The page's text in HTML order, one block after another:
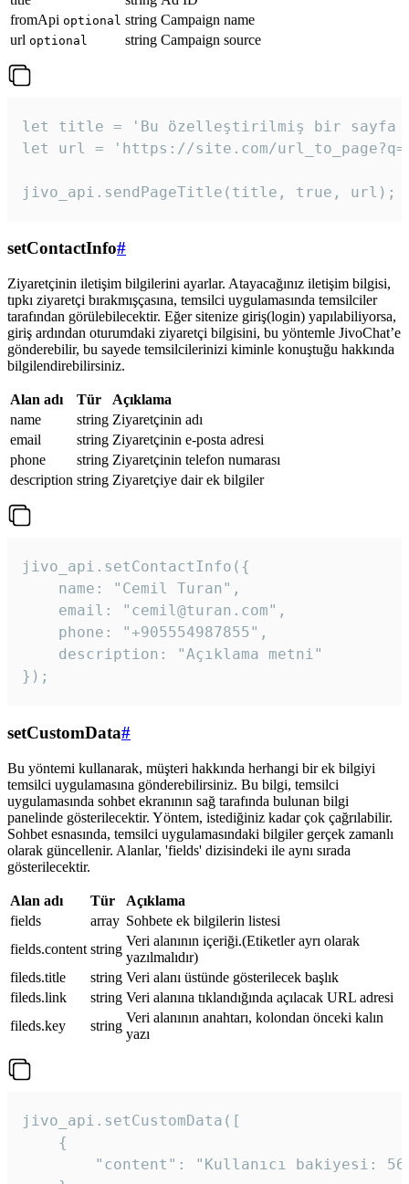
fromApi optional string Campaign name
url optional string Campaign source
let title = 'Bu özelleştirilmiş bir sayfa
let url = 'https://site.com/
jivo_api.sendPageTitle(title, true, url);
setContactInfo#
Ziyaretçinin iletişim bilgilerini ayarlar. Atayacağınız iletişim bilgisi,
tıpkı ziyaretçi bırakmışçasına, temsilci uygulamasında temsilciler
tarafından görülebilecektir. Eğer sitenize giriş(login) yapılabiliyorsa,
giriş ardından oturumdaki ziyaretçi bilgisini, bu yöntemle JivoChat’e
gönderebilir, bu sayede temsilcilerinizi kiminle konuştuğu hakkında
bilgilendirebilirsiniz.
Alan adı Tür
Açıklama
name
string Ziyaretçinin adı
email
string Ziyaretçinin e-posta adresi
phone
string Ziyaretçinin telefon numarası
description string Ziyaretçiye dair ek bilgiler
jivo_api.setContactInfo({
    name: "Cemil Turan",
    email: "cemil@turan.com",
    phone: "+905554987855",
    description: "Açıklama metni"
});
setCustomData#
Bu yöntemi kullanarak, müşteri hakkında herhangi bir ek bilgiyi
temsilci uygulamasına gönderebilirsiniz. Bu bilgi, temsilci
uygulamasında sohbet ekranının sağ tarafında bulunan bilgi
panelinde gösterilecektir. Yöntem, istediğiniz kadar çok çağrılabilir.
Sohbet esnasında, temsilci uygulamasındaki bilgiler gerçek zamanlı
olarak güncellenir. Alanlar, 'fields' dizisindeki ile aynı sırada
gösterilecektir.
Alan adı Tür
Açıklama
fields
array Sohbete ek bilgilerin listesi
fields.content string
Veri alanının içeriği.(Etiketler ayrı olarak
yazılmalıdır)
fileds.title
string Veri alanı üstünde gösterilecek başlık
fileds.link
string Veri alanına tıklandığında açılacak URL adresi
fileds.key
string
Veri alanının anahtarı, kolondan önceki kalın
yazı
jivo_api.setCustomData([
    {
"content": "Kullanıcı bakiyesi: